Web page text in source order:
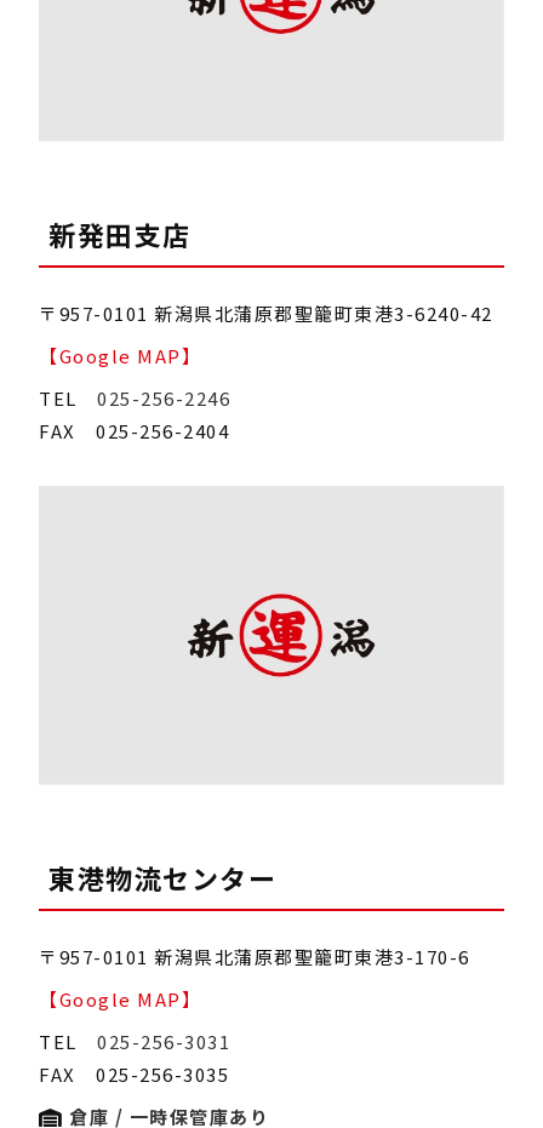
新発田支店
〒957-0101 新潟県北蒲原郡聖籠町東港3-6240-42
【Google MAP】
TEL 025-256-2246
FAX 025-256-2404
東港物流センター
〒957-0101 新潟県北蒲原郡聖籠町東港3-170-6
【Google MAP】
TEL 025-256-3031
FAX 025-256-3035
倉庫 / 一時保管庫あり